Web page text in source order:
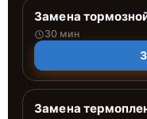
Замена
30 мин
Замена